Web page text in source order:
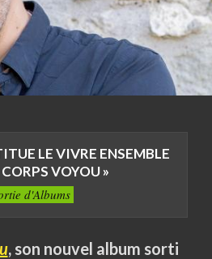
LE VIVRE ENSEMBLE
VOYOU »
d'Albums
, son nouvel album sorti